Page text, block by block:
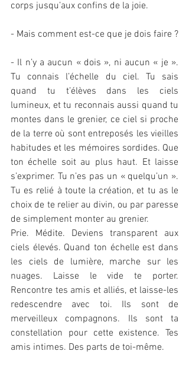
corps jusqu’aux confins de la joie.
- Mais comment est-ce que je dois faire ?
- Il n’y a aucun « dois », ni aucun « je ».
Tu connais l’échelle du ciel. Tu sais
quand tu t’élèves dans les ciels
lumineux, et tu reconnais aussi quand tu
montes dans le grenier, ce ciel si proche
de la terre où sont entreposés les vieilles
habitudes et les mémoires sordides. Que
ton échelle soit au plus haut. Et laisse
s’exprimer. Tu n’es pas un « quelqu’un ».
Tu es relié à toute la création, et tu as le
choix de te relier au divin, ou par paresse
de simplement monter au grenier.
Prie. Médite. Deviens transparent aux
ciels élevés. Quand ton échelle est dans
les ciels de lumière, marche sur les
nuages. Laisse le vide te porter.
Rencontre tes amis et alliés, et laisse-les
redescendre avec toi. Ils sont de
merveilleux compagnons. Ils sont ta
constellation pour cette existence. Tes
amis intimes. Des parts de toi-même.